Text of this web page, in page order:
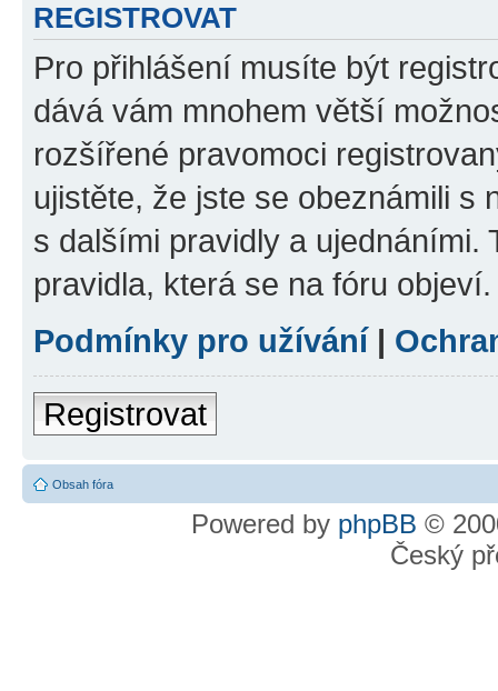
REGISTROVAT
Pro přihlášení musíte být
dává vám mnohem větší
rozšířené pravomoci
ujistěte, že jste se obeznámili s
s dalšími pravidly a ujednáními.
pravidla, která se na fóru objeví.
Podmínky pro užívání|
Registrovat
Obsah fóra
Powered by phpBB ©
Český